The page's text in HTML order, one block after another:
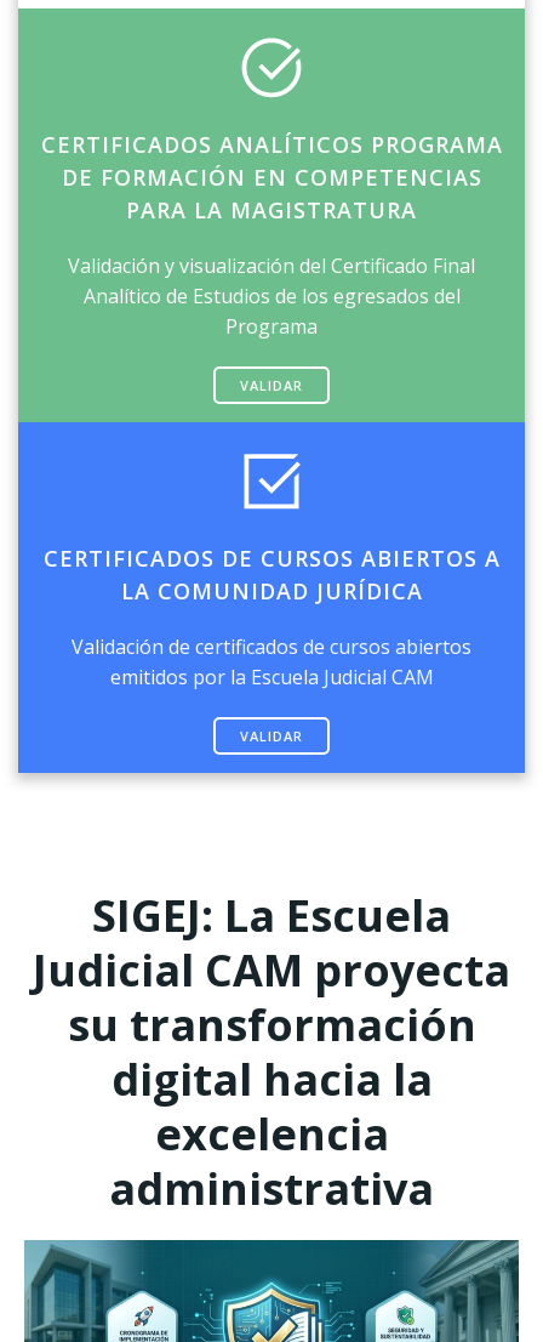
CERTIFICADOS ANALÍTICOS PROGRAMA
DE FORMACIÓN EN COMPETENCIAS
PARA LA MAGISTRATURA
Validación y visualización del Certificado Final
Analítico de Estudios de los egresados del
Programa
VALIDAR
CERTIFICADOS DE CURSOS ABIERTOS A
LA COMUNIDAD JURÍDICA
Validación de certificados de cursos abiertos
emitidos por la Escuela Judicial CAM
VALIDAR
SIGEJ: La Escuela
Judicial CAM proyecta
su transformación
digital hacia la
excelencia
administrativa